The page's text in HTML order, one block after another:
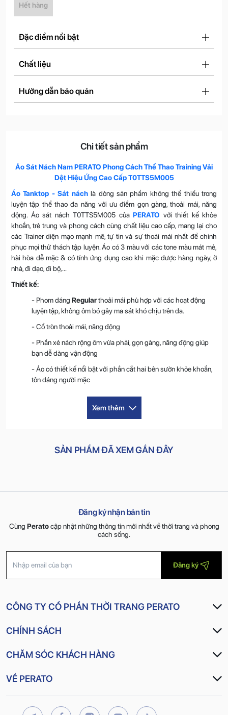
Hết hàng
Đặc điểm nổi bật
Chất liệu
Hướng dẫn bảo quản
Chi tiết sản phẩm
Áo Sát Nách Nam PERATO Phong Cách Thể Thao Training Vải
Dệt Hiệu Ứng Cao Cấp T0TTS5M005
Áo Tanktop - Sát náchlà dòng sản phẩm không thể thiếu trong
luyện tập thể thao đa năng với ưu điểm gọn gàng, thoải mái, năng
động. Áo sát nách T0TTS5M005 của PERATO với thiết kế khỏe
khoắn, trẻ trung và phong cách cùng chất liệu cao cấp, mang lại cho
các Trainer diện mạo mạnh mẽ, tự tin và sự thoải mái nhất để chinh
phục mọi thử thách tập luyện. Áo có 3 màu với các tone màu mát mẻ,
hài hòa dễ mặc & có tính ứng dụng cao khi mặc được hàng ngày, ở
nhà, đi dạo, đi bộ,...
Thiết kế:
- Phom dáng Regularthoải mái phù hợp với các hoạt động
luyện tập, không ôm bó gây ma sát khó chịu trên da.
- Cổ tròn thoải mái, năng động
- Phần xẻ nách rộng ôm vừa phải, gọn gàng, năng động giúp
bạn dễ dàng vận động
- Áo có thiết kế nổi bật với phần cắt hai bên sườn khỏe khoắn,
tôn dáng người mặc
- Bề mặt vải dệt hiệu ứng ô vuông nổi tinh tế, cao cấp, gia tăng
độ thoáng khí, thấm hút cho áo
- Áo có điểm nhấn với phần in ép nhiệt ánh bạc cầu vai và sau
- Đường may tỉ mỉ, chắc chắn, chỉn chu, không chỉ thừa
có tính thẩm mỹ cao, lên màu đẹp hạn chế nhăn, dễ chăm sóc.
và Wicking giúp gia tăng độ thoát khí, hấp thụ & thoát ẩm
nhanh, lưu thông tốt, điều hòa thân nhiệt, giúp bạn luôn khô
Màu sắc: Rêu nhạt, Trắng, Đen
Size: S, M, L, XL, 2XL, 3XL
Xem thêm
SẢN PHẨM ĐÃ XEM GẦN ĐÂY
Đăng ký nhận bản tin
Cùng Peratocập nhật những thông tin mới nhất về thời trang và phong
cách sống.
Đăng ký
CÔNG TY CỔ PHẦN THỜI TRANG PERATO
CHÍNH SÁCH
CHĂM SÓC KHÁCH HÀNG
VỀ PERATO